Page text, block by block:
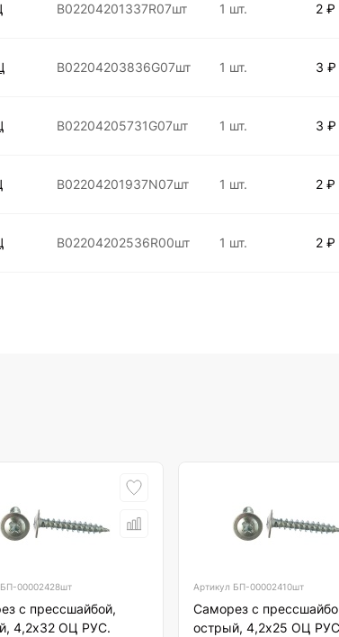
B02204201337R07шт 1 шт. 2 ₽
B02204203836G07шт 1 шт. 3 ₽
B02204205731G07шт 1 шт. 3 ₽
B02204201937N07шт 1 шт. 2 ₽
B02204202536R00шт 1 шт. 2 ₽
БП-00002428шт
с прессшайбой,
4,2х32 ОЦ РУС.
Артикул БП-00002410шт
Саморез с
острый, 4,2х25 ОЦ